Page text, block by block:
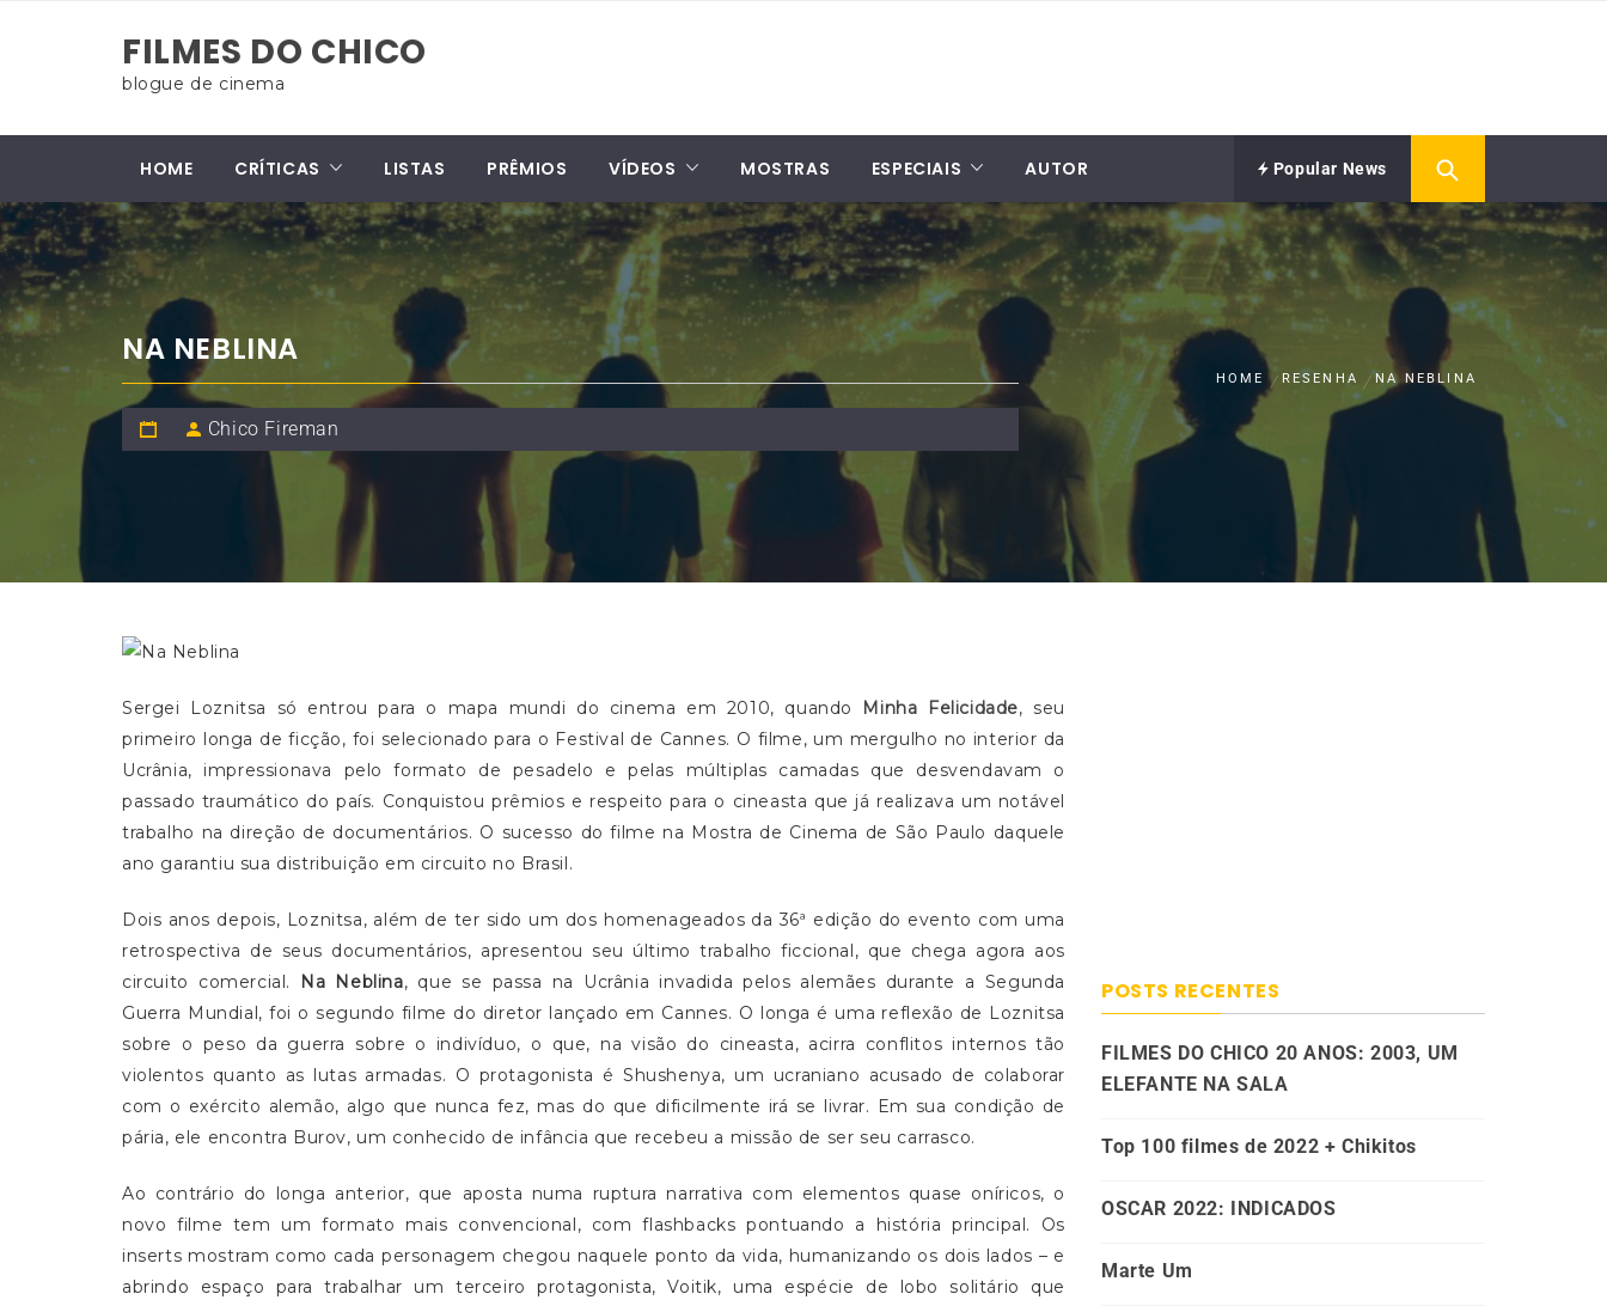
FILMES DO CHICO
blogue de cinema
HOME CRÍTICAS LISTAS PRÊMIOS VÍDEOS MOSTRAS ESPECIAIS AUTOR Popular News
NA NEBLINA
Chico Fireman
HOME RESENHA NA NEBLINA
Sergei Loznitsa só entrou para o mapa mundi do cinema em 2010, quando Minha Felicidade, seu
primeiro longa de ficção, foi selecionado para o Festival de Cannes. O filme, um mergulho no interior da
Ucrânia, impressionava pelo formato de pesadelo e pelas múltiplas camadas que desvendavam o
passado traumático do país. Conquistou prêmios e respeito para o cineasta que já realizava um notável
trabalho na direção de documentários. O sucesso do filme na Mostra de Cinema de São Paulo daquele
ano garantiu sua distribuição em circuito no Brasil.
Dois anos depois, Loznitsa, além de ter sido um dos homenageados da 36ª edição do evento com uma
retrospectiva de seus documentários, apresentou seu último trabalho ficcional, que chega agora aos
circuito comercial.
Na Neblina, que se passa na Ucrânia invadida pelos alemães durante a Segunda
Guerra Mundial, foi o segundo filme do diretor lançado em Cannes. O longa é uma reflexão de Loznitsa
sobre o peso da guerra sobre o indivíduo, o que, na visão do cineasta, acirra conflitos internos tão
violentos quanto as lutas armadas. O protagonista é Shushenya, um ucraniano acusado de colaborar
com o exército alemão, algo que nunca fez, mas do que dificilmente irá se livrar. Em sua condição de
pária, ele encontra Burov, um conhecido de infância que recebeu a missão de ser seu carrasco.
Ao contrário do longa anterior, que aposta numa ruptura narrativa com elementos quase oníricos, o
novo filme tem um formato mais convencional, com flashbacks pontuando a história principal. Os
inserts mostram como cada personagem chegou naquele ponto da vida, humanizando os dois lados – e
abrindo espaço para trabalhar um terceiro protagonista, Voitik, uma espécie de lobo solitário que
POSTS RECENTES
FILMES DO CHICO 20 ANOS: 2003, UM
ELEFANTE NA SALA
Top 100 filmes de 2022 + Chikitos
OSCAR 2022: INDICADOS
Marte Um